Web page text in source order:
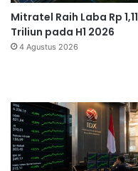
Mitratel Raih Laba Rp 1,11
Triliun pada H1 2026
4 Agustus 2026